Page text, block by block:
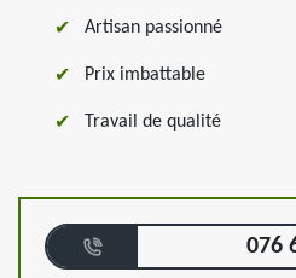
Artisan passionné
Prix imbattable
Travail de qualité
076